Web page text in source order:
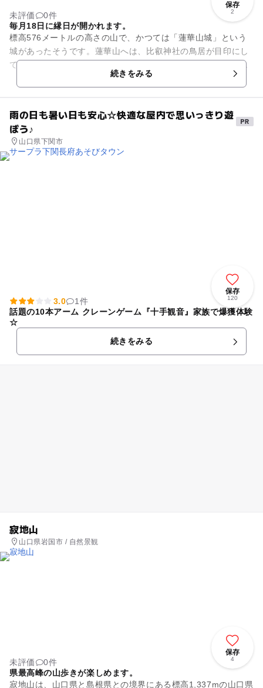
保存
2
未評価
0件
毎月18日に縁日が開かれます。
標高576メートルの高さの山で、かつては「蓮華山城」という
城があったそうです。蓮華山へは、比叡神社の鳥居が目印にし
て神社に向かって歩いていく「市が迫」、谷津上公会堂よりも
さらに数キロまっすぐ進ん...続きをみる
雨の日も暑い日も安心☆快適な屋内で思いっきり遊
ぼう♪
山口県下関市
保存
120
3.0
1件
話題の10本アーム クレーンゲーム『十手観音』家族で爆獲体験
☆
続きをみる
寂地山
山口県岩国市 / 自然景観
保存
4
未評価
0件
県最高峰の山歩きが楽しめます。
寂地山は、山口県と島根県との境界にある標高1,337mの山口県